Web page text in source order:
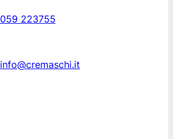
059 223755
info@cremaschi.it